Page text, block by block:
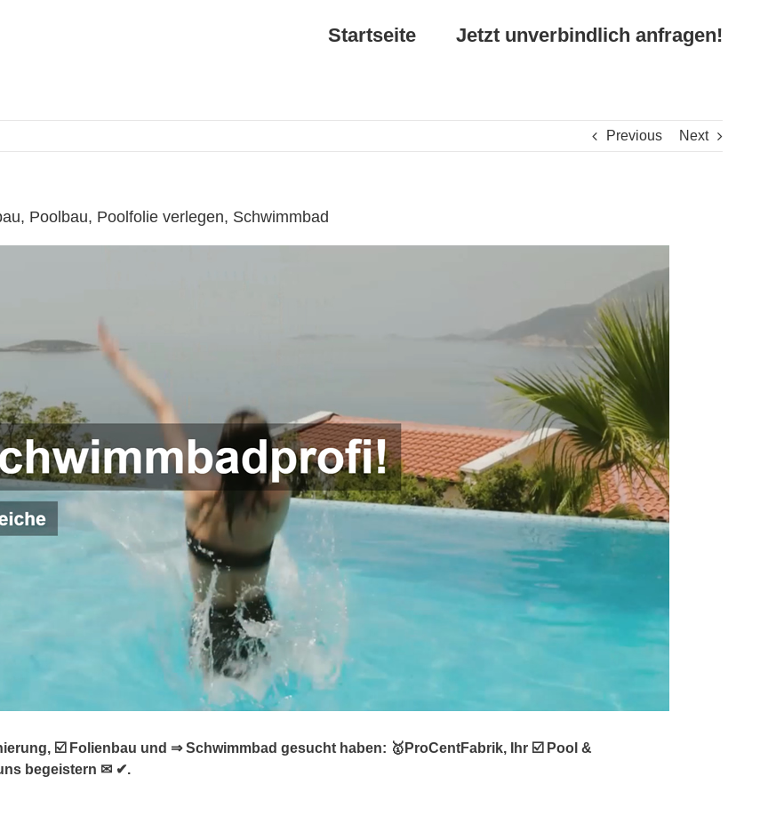
Startseite Jetzt unverbindlich anfragen!
Previous Next
Poolbau, Poolfolie verlegen, Schwimmbad
☑️ Folienbau und ⇒ Schwimmbad gesucht haben: 🥇ProCentFabrik, Ihr ☑️ Pool &
begeistern ✉ ✔.